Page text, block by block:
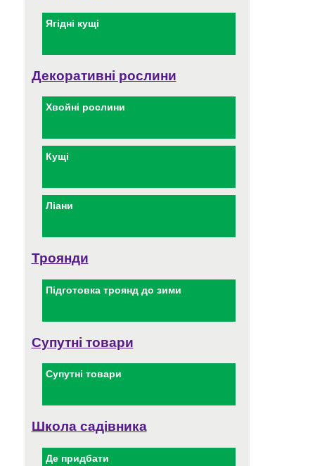
Ягідні кущі
Декоративні рослини
Хвойні рослини
Кущі
Ліани
Троянди
Підготовка троянд до зими
Супутні товари
Супутні товари
Школа садівника
Де придбати